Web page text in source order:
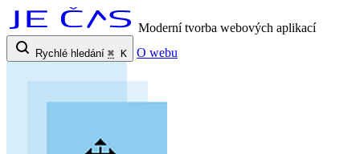
Moderní tvorba webových aplikací
Rychlé hledání ⌘ K O webu